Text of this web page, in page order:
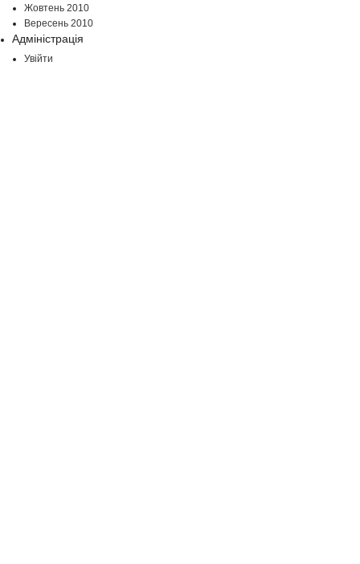
Жовтень 2010
Вересень 2010
Адміністрація
Увійти